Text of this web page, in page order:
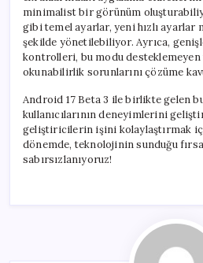
minimalist bir görünüm
gibi temel ayarlar, yeni hızlı ayarlar
şekilde yönetilebiliyor. Ayrıca,
kontrolleri, bu modu desteklemeyen
okunabilirlik sorunlarını çözüme
Android 17 Beta 3 ile birlikte gelen
kullanıcılarının deneyimlerini
geliştiricilerin işini kolaylaştırmak
dönemde, teknolojinin sunduğu
sabırsızlanıyoruz!